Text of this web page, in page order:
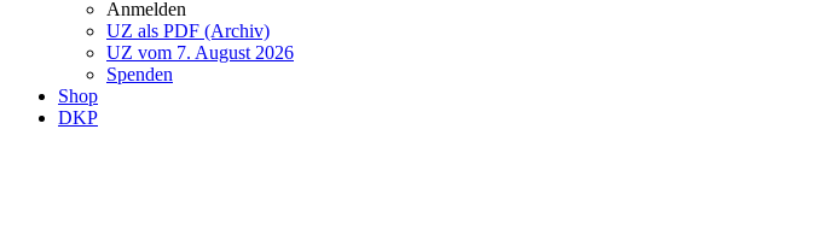
Anmelden
UZ als PDF (Archiv)
UZ vom 7. August 2026
Spenden
Shop
DKP